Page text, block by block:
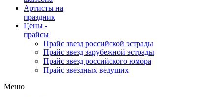
Артисты на
праздник
Цены -
прайсы
Прайс звезд российской эстрады
Прайс звезд зарубежной эстрады
Прайс звезд российского юмора
Прайс звездных ведущих
Меню